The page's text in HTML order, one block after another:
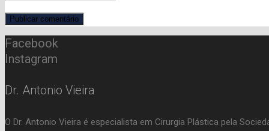
Facebook
Instagram
Dr. Antonio Vieira
O Dr. Antonio Vieira é especialista em Cirurgia Plástica pela